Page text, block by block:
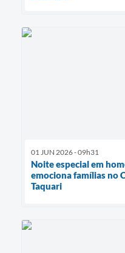
01 JUN 2026 - 09h31
Noite especial em
emociona famílias no
Taquari